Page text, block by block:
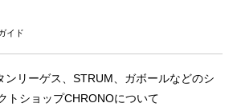
イド
ンリーゲス、STRUM、ガボールなどのシ
トショップCHRONOについて